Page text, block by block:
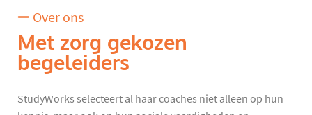
Over ons
Met zorg gekozen
begeleiders
StudyWorks selecteert al haar coaches niet alleen op hun